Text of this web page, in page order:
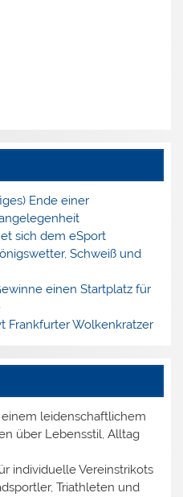
Ende einer
sich dem eSport
Schweiß und
einen Startplatz für
Frankfurter Wolkenkratzer
leidenschaftlichem
über Lebensstil, Alltag
individuelle Vereinstrikots
Triathleten und